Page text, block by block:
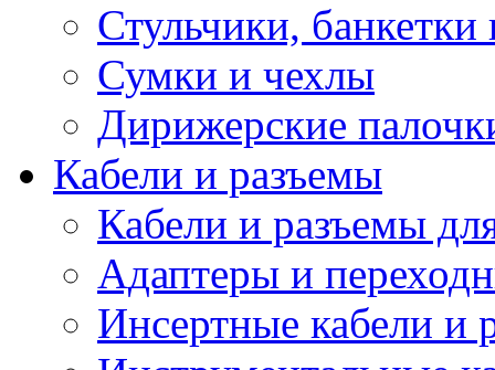
Стульчики, банкетки
Сумки и чехлы
Дирижерские
Кабели и разъемы
Кабели и разъемы
Адаптеры и
Инсертные кабели и